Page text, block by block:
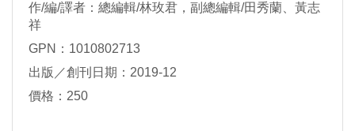
作/編/譯者：總編輯/林玫君，副總編輯/田秀蘭、黃志
祥
GPN：1010802713
出版／創刊日期：2019-12
價格：250